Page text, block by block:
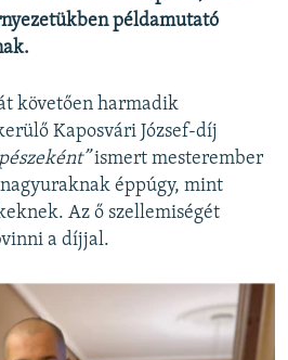
példamutató
követően harmadik
Kaposvári József-díj
ismert mesterember
éppúgy, mint
Az ő szellemiségét
a díjjal.